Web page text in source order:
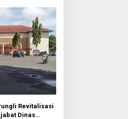
Revitalisasi
Dinas